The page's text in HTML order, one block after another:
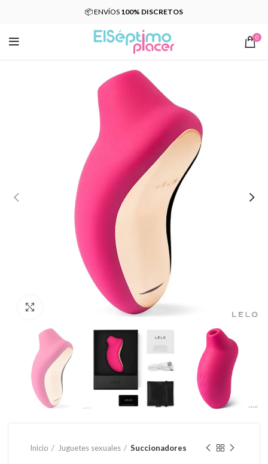
📦 ENVÍOS 100% DISCRETOS
0
Click para agrandar
Inicio Juguetes sexuales Succionadores